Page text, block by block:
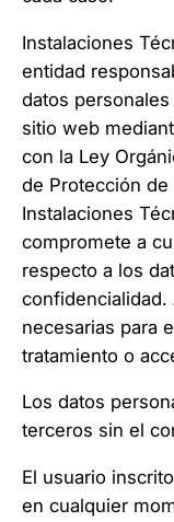
Instalaciones
entidad
datos
sitio web
con la Ley
de Protección de
Instalaciones
compromete a
respecto a los
confidencialidad.
necesarias para
tratamiento o
Los datos
terceros sin el
El usuario
en cualquier